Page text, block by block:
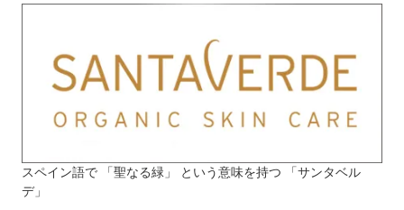
スペイン語で 「聖なる緑」 という意味を持つ 「サンタベル
デ」